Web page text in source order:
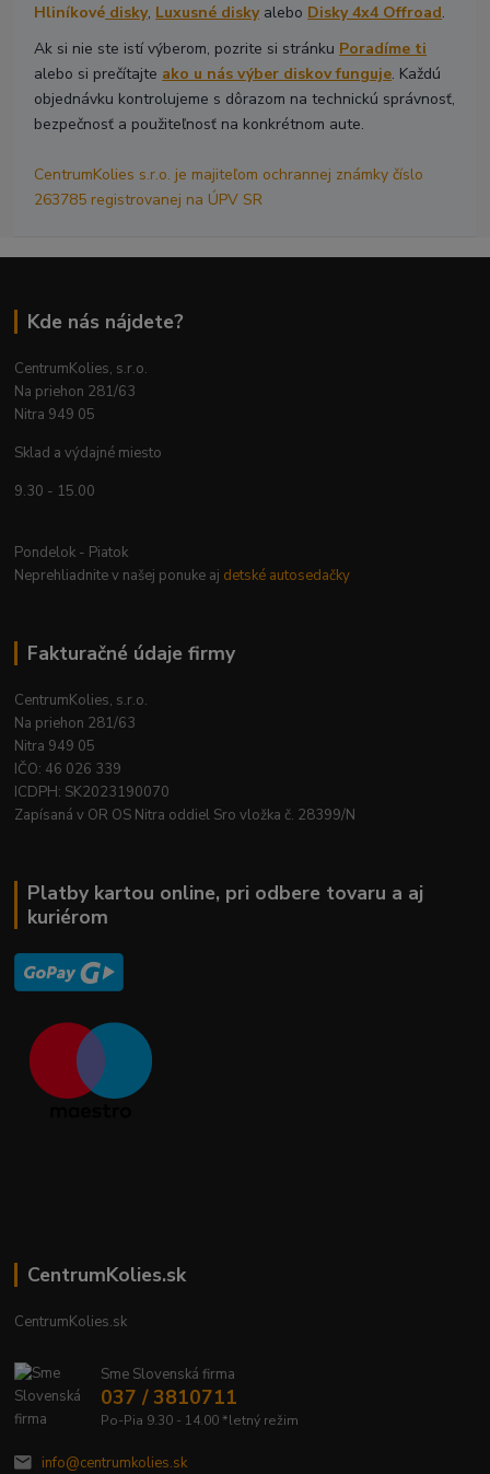
Hliníkové disky, Luxusné diskyalebo Disky 4x4 Offroad.
Ak si nie ste istí výberom, pozrite si stránku Poradíme ti
alebo si prečítajte ako u nás výber diskov funguje. Každú
objednávku kontrolujeme s dôrazom na technickú správnosť,
bezpečnosť a použiteľnosť na konkrétnom aute.
CentrumKolies s.r.o. je majiteľom ochrannej známky číslo
263785 registrovanej na ÚPV SR
Kde nás nájdete?
CentrumKolies, s.r.o.
Na priehon 281/63
Nitra 949 05
Sklad a výdajné miesto
9.30 - 15.00
Pondelok - Piatok
Neprehliadnite v našej ponuke aj detské autosedačky
Fakturačné údaje firmy
CentrumKolies, s.r.o.
Na priehon 281/63
Nitra 949 05
IČO: 46 026 339
ICDPH: SK2023190070
Zapísaná v OR OS Nitra oddiel Sro vložka č. 28399/N
Platby kartou online, pri odbere tovaru a aj
kuriérom
CentrumKolies.sk
CentrumKolies.sk
Sme Slovenská firma
037 / 3810711
Po-Pia 9.30 - 14.00 *letný režim
info@centrumkolies.sk